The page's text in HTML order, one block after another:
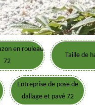
en rouleau
72
Taille de
Entreprise de pose de
dallage et pavé 72